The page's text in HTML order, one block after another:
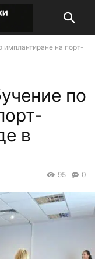
на порт-
по
в
0
95